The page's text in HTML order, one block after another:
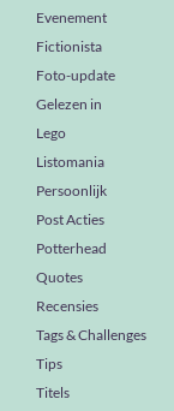
Evenement
Fictionista
Foto-update
Gelezen in
Lego
Listomania
Persoonlijk
Post Acties
Potterhead
Quotes
Recensies
Tags & Challenges
Tips
Titels